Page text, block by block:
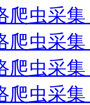
爬虫采
爬虫采
爬虫采
爬虫采